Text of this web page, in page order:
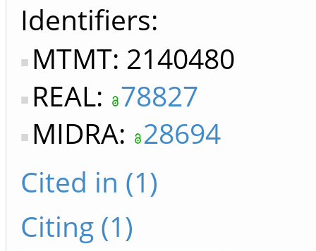
Identifiers
MTMT: 2140480
REAL: 78827
MIDRA: 28694
Cited in (1)
Citing (1)